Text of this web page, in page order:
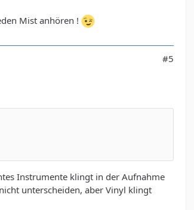
Mist anhören !
#5
Instrumente klingt in der Aufnahme
unterscheiden, aber Vinyl klingt